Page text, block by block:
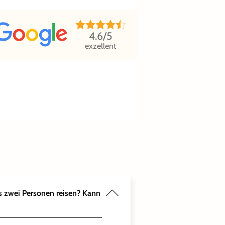
4.6/5
exzellent
Personen reisen? Kann